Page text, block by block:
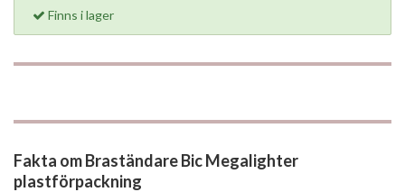
Finns i lager
Fakta om Braständare Bic Megalighter
plastförpackning